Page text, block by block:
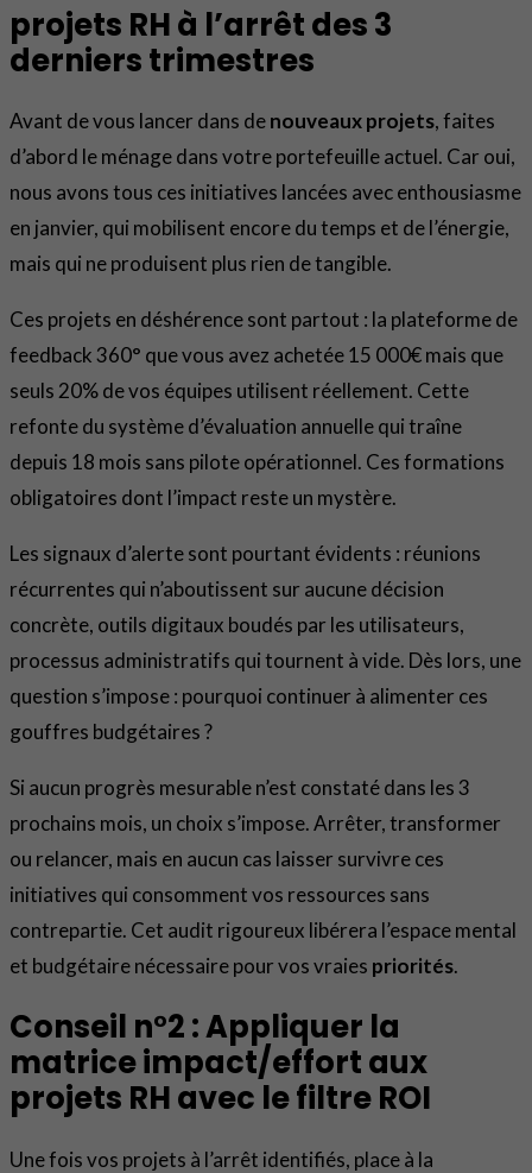
projets RH à l’arrêt des 3
derniers trimestres
Avant de vous lancer dans denouveaux projets, faites
d’abord le ménage dans votre portefeuille actuel. Car oui,
nous avons tous ces initiatives lancées avec enthousiasme
en janvier, qui mobilisent encore du temps et de l’énergie,
mais qui ne produisent plus rien de tangible.
Ces projets en déshérence sont partout : la plateforme de
feedback 360° que vous avez achetée 15 000€ mais que
seuls 20% de vos équipes utilisent réellement. Cette
refonte du système d’évaluation annuelle qui traîne
depuis 18 mois sans pilote opérationnel. Ces formations
obligatoires dont l’impact reste un mystère.
Les signaux d’alerte sont pourtant évidents : réunions
récurrentes qui n’aboutissent sur aucune décision
concrète, outils digitaux boudés par les utilisateurs,
processus administratifs qui tournent à vide. Dès lors, une
question s’impose : pourquoi continuer à alimenter ces
gouffres budgétaires ?
Si aucun progrès mesurable n’est constaté dans les 3
prochains mois, un choix s’impose. Arrêter, transformer
ou relancer, mais en aucun cas laisser survivre ces
initiatives qui consomment vos ressources sans
contrepartie. Cet audit rigoureux libérera l’espace mental
et budgétaire nécessaire pour vos vraies priorités.
Conseil n°2 : Appliquer la
matrice impact/effort aux
projets RH avec le filtre ROI
Une fois vos projets à l’arrêt identifiés, place à la